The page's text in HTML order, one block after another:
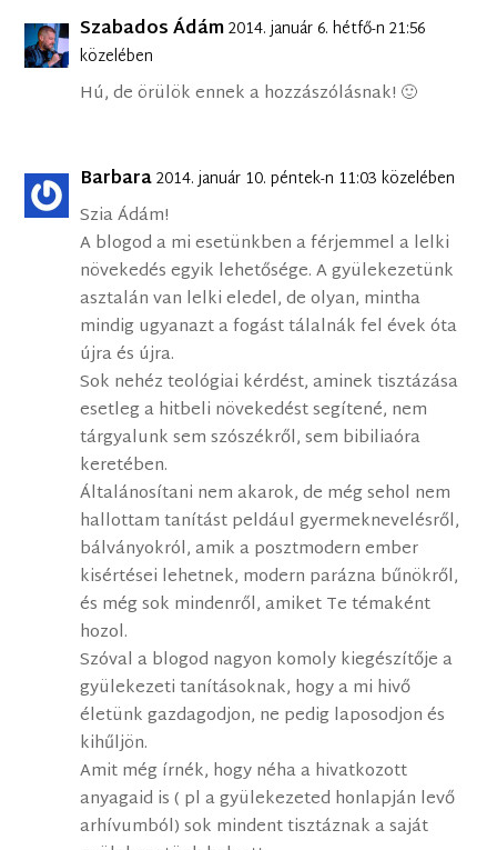
Szabados Ádám2014. január 6. hétfő-n 21:56
közelében
Hú, de örülök ennek a hozzászólásnak! 🙂
Barbara2014. január 10. péntek-n 11:03 közelében
Szia Ádám!
A blogod a mi esetünkben a férjemmel a lelki
növekedés egyik lehetősége. A gyülekezetünk
asztalán van lelki eledel, de olyan, mintha
mindig ugyanazt a fogást tálalnák fel évek óta
újra és újra.
Sok nehéz teológiai kérdést, aminek tisztázása
esetleg a hitbeli növekedést segítené, nem
tárgyalunk sem szószékről, sem bibiliaóra
keretében.
Általánosítani nem akarok, de még sehol nem
hallottam tanítást peldául gyermeknevelésről,
bálványokról, amik a posztmodern ember
kisértései lehetnek, modern parázna bűnökről,
és még sok mindenről, amiket Te témaként
hozol.
Szóval a blogod nagyon komoly kiegészítője a
gyülekezeti tanításoknak, hogy a mi hivő
életünk gazdagodjon, ne pedig laposodjon és
kihűljön.
Amit még írnék, hogy néha a hivatkozott
anyagaid is ( pl a gyülekezeted honlapján levő
arhívumból) sok mindent tisztáznak a saját